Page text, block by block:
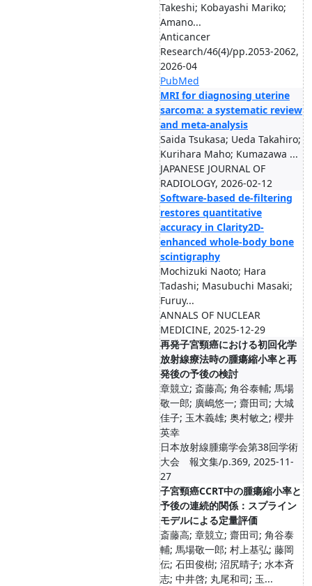
Takeshi; Kobayashi Mariko;
Amano...
Anticancer
Research/46(4)/pp.2053-2062,
2026-04
PubMed
MRI for diagnosing uterine
sarcoma: a systematic review
and meta-analysis
Saida Tsukasa; Ueda Takahiro;
Kurihara Maho; Kumazawa ...
JAPANESE JOURNAL OF
RADIOLOGY, 2026-02-12
Software-based de-filtering
restores quantitative
accuracy in Clarity2D-
enhanced whole-body bone
scintigraphy
Mochizuki Naoto; Hara
Tadashi; Masubuchi Masaki;
Furuy...
ANNALS OF NUCLEAR
MEDICINE, 2025-12-29
再発子宮頸癌における初回化学
放射線療法時の腫瘍縮小率と再
発後の予後の検討
章競立; 斎藤高; 角谷泰輔; 馬場
敬一郎; 廣嶋悠一; 齋田司; 大城
佳子; 玉木義雄; 奥村敏之; 櫻井
英幸
日本放射線腫瘍学会第38回学術
大会 報文集/p.369, 2025-11-
27
子宮頸癌CCRT中の腫瘍縮小率と
予後の連続的関係：スプライン
モデルによる定量評価
斎藤高; 章競立; 齋田司; 角谷泰
輔; 馬場敬一郎; 村上基弘; 藤岡
伝; 石田俊樹; 沼尻晴子; 水本斉
志; 中井啓; 丸尾和司; 玉...